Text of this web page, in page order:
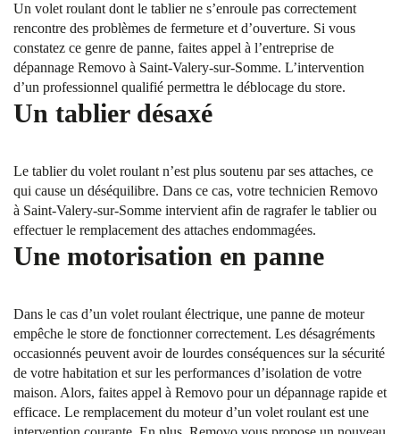
Un volet roulant dont le tablier ne s’enroule pas correctement
rencontre des problèmes de fermeture et d’ouverture. Si vous
constatez ce genre de panne, faites appel à l’entreprise de
dépannage Removo à Saint-Valery-sur-Somme. L’intervention
d’un professionnel qualifié permettra le déblocage du store.
Un tablier désaxé
Le tablier du volet roulant n’est plus soutenu par ses attaches, ce
qui cause un déséquilibre. Dans ce cas, votre technicien Removo
à Saint-Valery-sur-Somme intervient afin de ragrafer le tablier ou
effectuer le remplacement des attaches endommagées.
Une motorisation en panne
Dans le cas d’un volet roulant électrique, une panne de moteur
empêche le store de fonctionner correctement. Les désagréments
occasionnés peuvent avoir de lourdes conséquences sur la sécurité
de votre habitation et sur les performances d’isolation de votre
maison. Alors, faites appel à Removo pour un dépannage rapide et
efficace. Le remplacement du moteur d’un volet roulant est une